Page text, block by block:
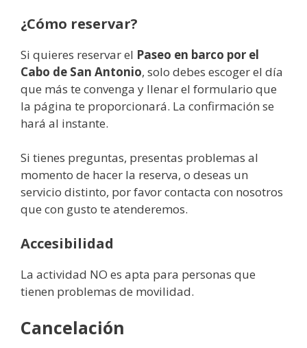
¿Cómo reservar?
Si quieres reservar el Paseo en barco por el
Cabo de San Antonio, solo debes escoger el día
que más te convenga y llenar el formulario que
la página te proporcionará. La confirmación se
hará al instante.
Si tienes preguntas, presentas problemas al
momento de hacer la reserva, o deseas un
servicio distinto, por favor contacta con nosotros
que con gusto te atenderemos.
Accesibilidad
La actividad NO es apta para personas que
tienen problemas de movilidad.
Cancelación